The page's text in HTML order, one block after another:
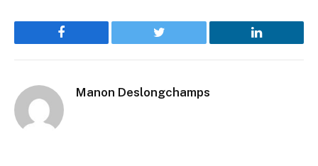
Facebook Twitter LinkedIn
Manon Deslongchamps